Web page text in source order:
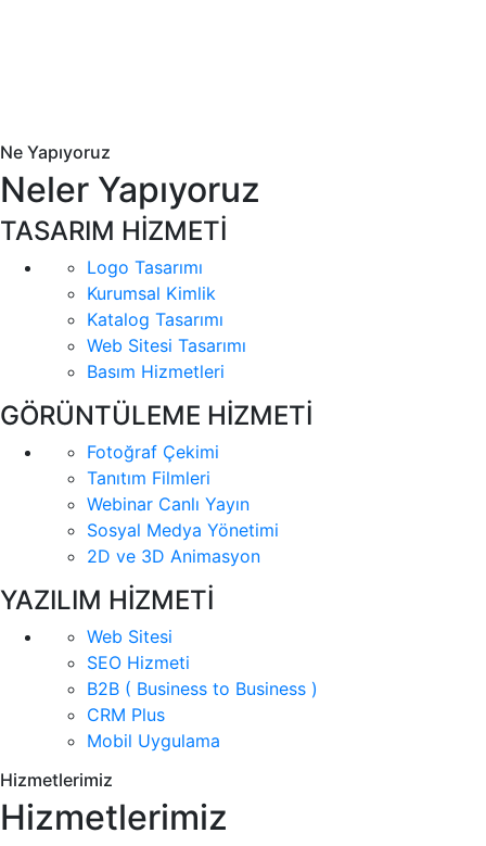
Ne Yapıyoruz
Neler Yapıyoruz
TASARIM HİZMETİ
Logo Tasarımı
Kurumsal Kimlik
Katalog Tasarımı
Web Sitesi Tasarımı
Basım Hizmetleri
GÖRÜNTÜLEME HİZMETİ
Fotoğraf Çekimi
Tanıtım Filmleri
Webinar Canlı Yayın
Sosyal Medya Yönetimi
2D ve 3D Animasyon
YAZILIM HİZMETİ
Web Sitesi
SEO Hizmeti
B2B ( Business to Business )
CRM Plus
Mobil Uygulama
Hizmetlerimiz
Hizmetlerimiz